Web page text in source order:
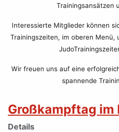
Trainingsansätzen
Interessierte Mitglieder können
Trainingszeiten, im oberen
Wir freuen uns auf eine
spannende
Großkampftag im
Details